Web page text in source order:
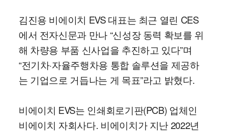
김진용 비에이치 EVS 대표는 최근 열린 CES
에서 전자신문과 만나 “신성장 동력 확보를 위
해 차량용 부품 신사업을 추진하고 있다”며
“전기차·자율주행차용 통합 솔루션을 제공하
는 기업으로 거듭나는 게 목표”라고 밝혔다.
비에이치 EVS는 인쇄회로기판(PCB) 업체인
비에이치 자회사다. 비에이치가 지난 2022년